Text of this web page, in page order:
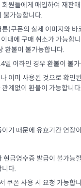
원들에게 매입하여 재판
불가능합니다.
(쿠폰의 실제 이미지와
내에 구매 취소가 가능합
환불이 불가능합니다.
일 이하인 경우 환불이 불
이미 사용된 것으로 확인
계없이 환불이 가능합니다.
기 때문에 유효기간 연장
현금영수증 발급이 불가능
다.
쿠폰 사용 시 요청 가능합